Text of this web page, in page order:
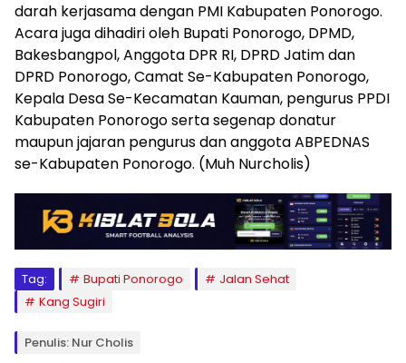
darah kerjasama dengan PMI Kabupaten Ponorogo.
Acara juga dihadiri oleh Bupati Ponorogo, DPMD,
Bakesbangpol, Anggota DPR RI, DPRD Jatim dan
DPRD Ponorogo, Camat Se-Kabupaten Ponorogo,
Kepala Desa Se-Kecamatan Kauman, pengurus PPDI
Kabupaten Ponorogo serta segenap donatur
maupun jajaran pengurus dan anggota ABPEDNAS
se-Kabupaten Ponorogo. (Muh Nurcholis)
Tag: Bupati Ponorogo
Jalan Sehat
Kang Sugiri
Penulis: Nur Cholis